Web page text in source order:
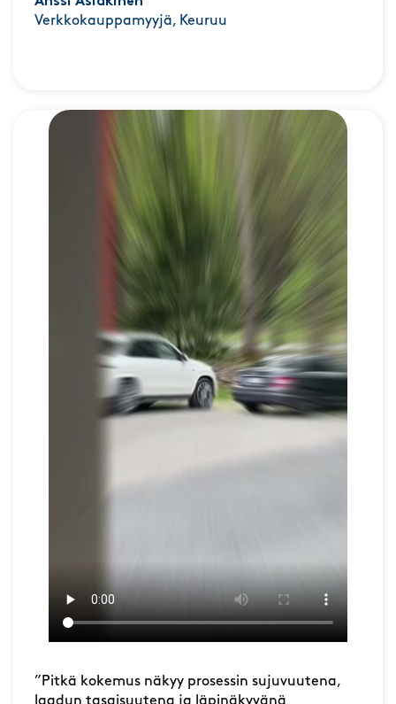
Verkkokauppamyyjä, Keuruu
”Pitkä kokemus näkyy prosessin sujuvuutena,